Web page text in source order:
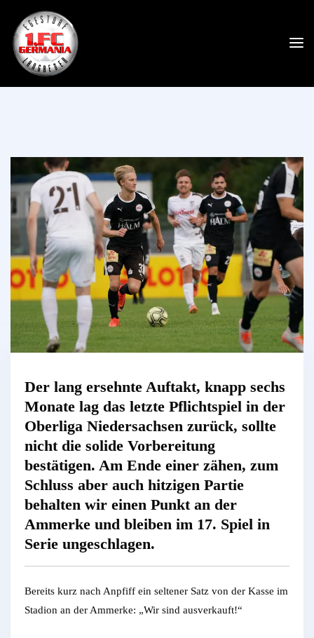
Der lang ersehnte Auftakt, knapp sechs
Monate lag das letzte Pflichtspiel in der
Oberliga Niedersachsen zurück, sollte
nicht die solide Vorbereitung
bestätigen. Am Ende einer zähen, zum
Schluss aber auch hitzigen Partie
behalten wir einen Punkt an der
Ammerke und bleiben im 17. Spiel in
Serie ungeschlagen.
Bereits kurz nach Anpfiff ein seltener Satz von der Kasse im
Stadion an der Ammerke: „Wir sind ausverkauft!“